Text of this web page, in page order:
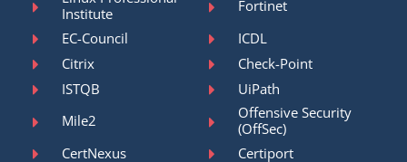
Institute
Fortinet
EC-Council
ICDL
Citrix
Check-Point
ISTQB
UiPath
Mile2
Offensive Security
(OffSec)
CertNexus
Certiport